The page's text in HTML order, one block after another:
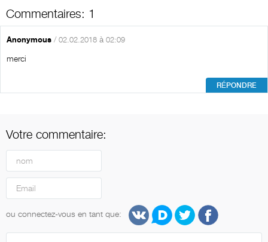
Commentaires: 1
Anonymous / 02.02.2018 à 02:09
merci
RÉPONDRE
Votre commentaire:
ou connectez-vous en tant que: